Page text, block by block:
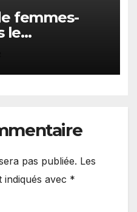
femmes-
le
Sonko : Le
2012
pas publiée. Les
avec *